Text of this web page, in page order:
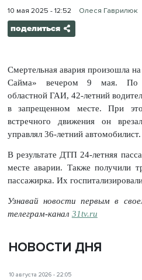
10 мая 2025 - 12:52 Олеся Гаврилюк
поделиться
Смертельная авария произошла
Сайма» вечером 9 мая. По
областной ГАИ, 42-летний
в запрещенном месте. При
встречного движения он
управлял 36-летний автомобилист.
В результате ДТП 24-летняя
месте аварии. Также получили
пассажирка. Их
Узнавай новости первым в
телеграм-канал 31tv.ru
НОВОСТИ ДНЯ
10 августа 2026 - 22:05